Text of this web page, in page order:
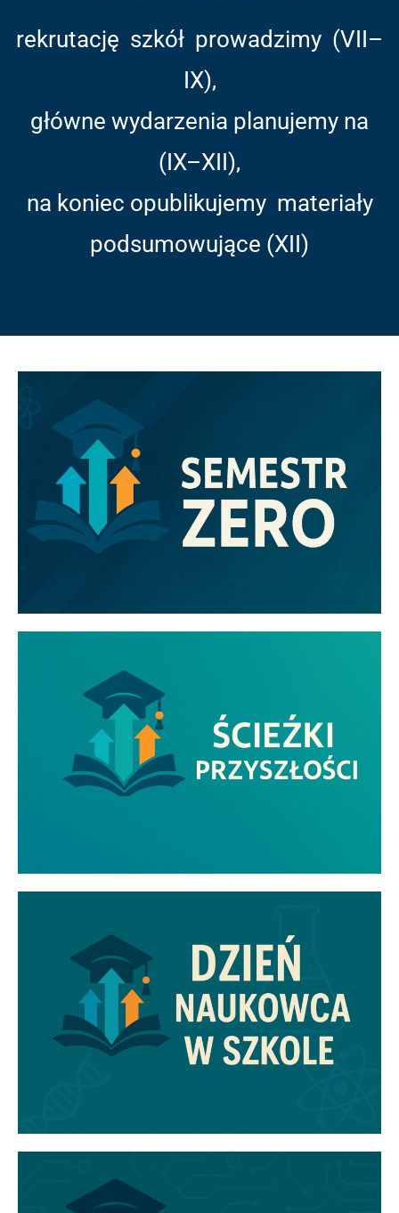
rekrutację szkół prowadzimy (VII–
IX),
główne wydarzenia planujemy na
(IX–XII),
na koniec opublikujemy materiały
podsumowujące (XII)